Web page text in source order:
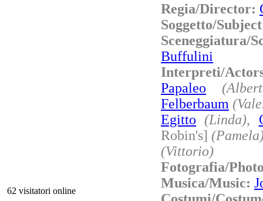
62 visitatori online
Regia/Director:
Soggetto/
Buffulini
Interpreti/
Papaleo
Felberbaum
Egitto
(Linda),
Robin's]
(Vittorio)
Fotografia/
Musica/Music: